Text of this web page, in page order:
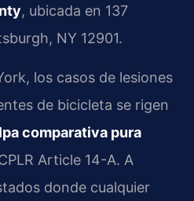
, ubicada en 137
NY 12901.
los casos de lesiones
de bicicleta se rigen
comparativa pura
Article 14-A. A
donde cualquier